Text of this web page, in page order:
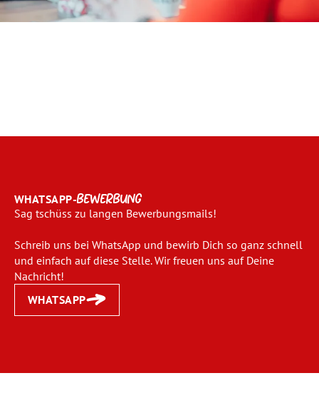
WHATSAPP-BEWERBUNG
Sag tschüss zu langen Bewerbungsmails!
Schreib uns bei WhatsApp und bewirb Dich so ganz schnell
und einfach auf diese Stelle. Wir freuen uns auf Deine
Nachricht!
WHATSAPP